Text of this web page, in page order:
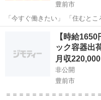
豊前市
「今すぐ働きたい」 「住むところも一緒に探したい」 そんな方に向け
たお仕事をご紹介しています。 ◆ こんな方におすすめ ・すぐに働き
物流
【時給
ック容器出
月収220,000
非公開
豊前市
＝＝＝＝＝＝＝＝＝＝＝＝＝